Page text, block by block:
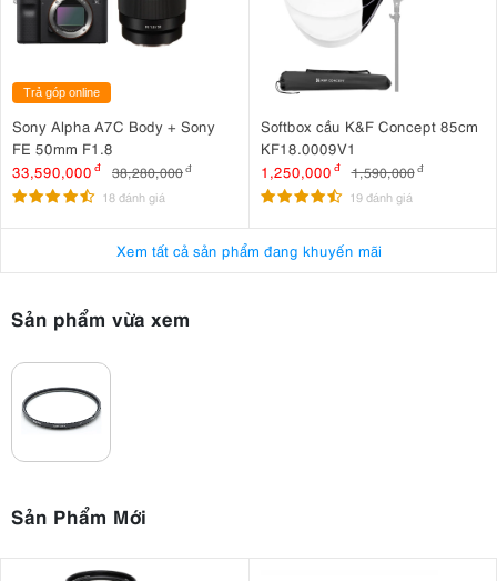
Trả góp online
Sony Alpha A7C Body + Sony
FE 50mm F1.8
33,590,000 đ 38,280,000đ
18 đánh giá
Softbox cầu K&F Concept 85cm
KF18.0009V1
1,250,000 đ 1,590,000 đ
19 đánh giá
Xem tất cả sản phẩm đang khuyến mãi
Sản phẩm vừa xem
Sản Phẩm Mới